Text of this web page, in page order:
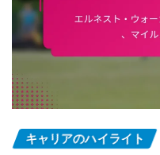
キャリアのハイライト